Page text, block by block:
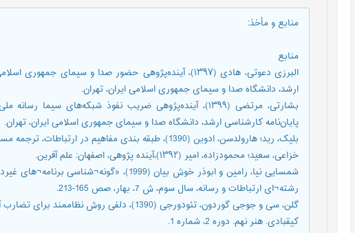
منابع و مأخذ:
منابع
البرزی دعوتی، هادی (۱۳۹۷)، آینده‌پژوهی حضور صدا و سیمای
ارشد، دانشگاه صدا و سیمای جمهوری اسلامی ایران، تهران.
بشارتی، مرتضی (۱۳۹۹)، آینده‌پژوهی ضریب نفوذ شبکه‌های
پایان‌نامه کارشناسی ارشد، دانشگاه صدا و سیمای جمهوری اسلامی ایران، تهران.
بلیک، رید؛ هارولدسن، ادوین (1390)، طبقه بندی مفاهیم در ارتباطات، ترجمه مسعود اوحدی، تهران: سروش.
خزاعی، سعید؛ محمودزاده، امیر (۱۳۹۲)،آینده پژوهی، اصفهان: علم آفرین.
شمسایی نیا، رامین و ابوذر خوش بیان (1999)،
رشته¬ای ارتباطات و رسانه، سال سوم، ش 7، بهار، صص 165-213.
گلن، سی و جوجی گوردون، تئودورجی (1390)، دلفی
کیقبادی. هنر نهم. دوره 2، شماره 1.